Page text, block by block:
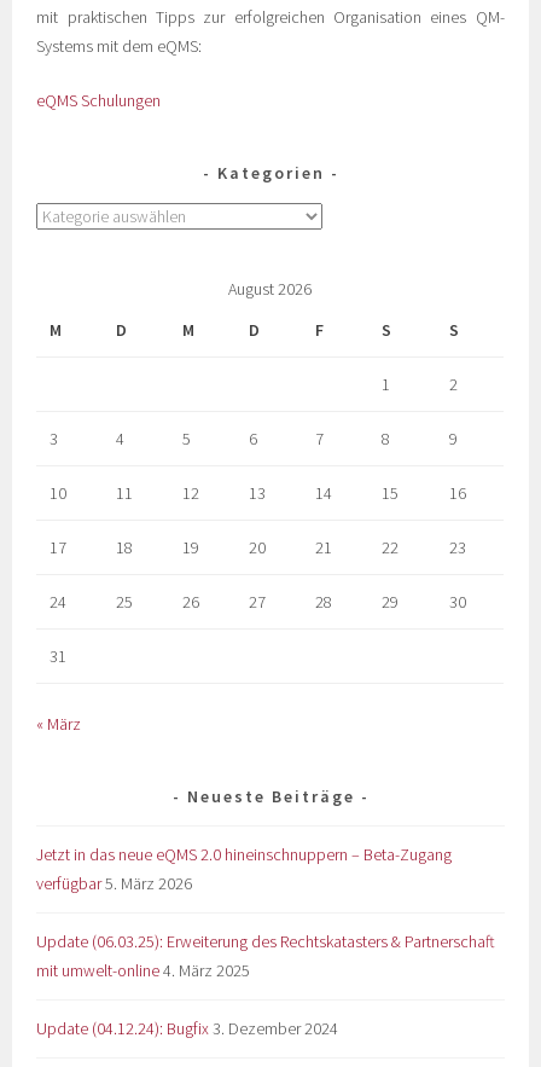
mit praktischen Tipps zur erfolgreichen Organisation eines QM-
Systems mit dem eQMS:
eQMS Schulungen
Kategorien
August 2026
M
D M D F S S
1 2
3 4 5 6 7 8 9
10 11 12 13 14 15 16
17 18 19 20 21 22 23
24 25 26 27 28 29 30
31
« März
Neueste Beiträge
Jetzt in das neue eQMS 2.0 hineinschnuppern – Beta-Zugang
verfügbar5. März 2026
Update (06.03.25): Erweiterung des Rechtskatasters & Partnerschaft
mit umwelt-online4. März 2025
Update (04.12.24): Bugfix 3. Dezember 2024